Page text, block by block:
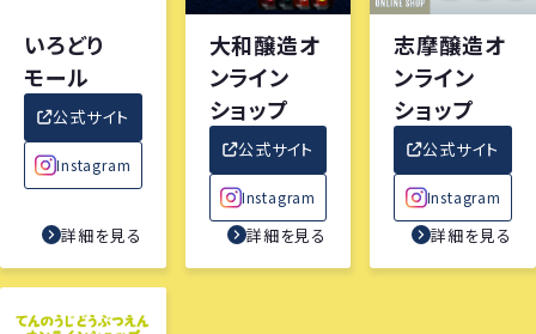
いろどり
モール
公式サイト
Instagram
詳細を見る
大和醸造オ
ンライン
ショップ
公式サイト
Instagram
詳細を見る
志摩醸造オ
ンライン
ショップ
公式サイト
Instagram
詳細を見る